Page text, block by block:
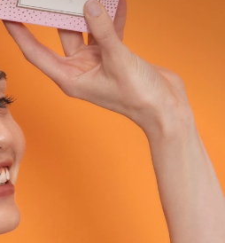
Se connecter
Profil de l'utilisateur
Mes appareils
Mes commandes
Mes adresses
Mes abonnements
Elixir
Set
Español
Português
文